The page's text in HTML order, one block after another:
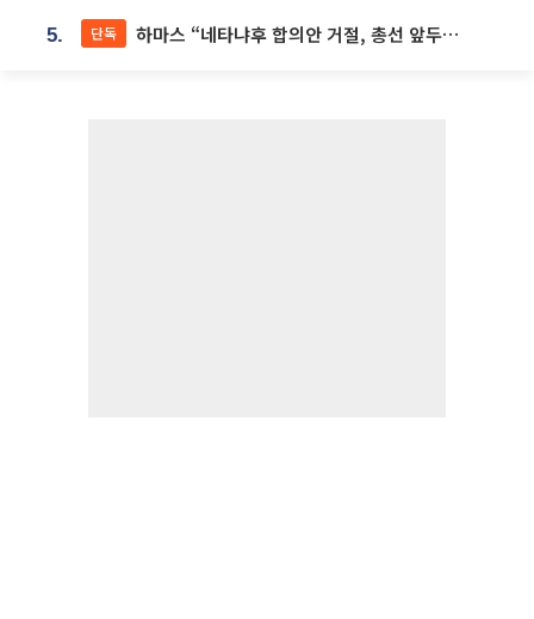
5. 단독 하마스 “네타냐후 합의안 거절, 총선 앞두고 시간 끌기”